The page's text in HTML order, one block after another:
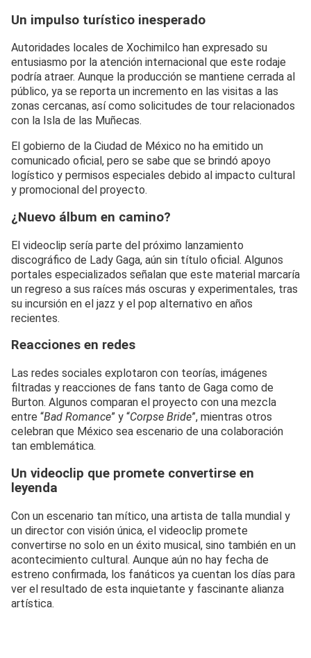
Un impulso turístico inesperado
Autoridades locales de Xochimilco han expresado su
entusiasmo por la atención internacional que este rodaje
podría atraer. Aunque la producción se mantiene cerrada al
público, ya se reporta un incremento en las visitas a las
zonas cercanas, así como solicitudes de tour relacionados
con la Isla de las Muñecas.
El gobierno de la Ciudad de México no ha emitido un
comunicado oficial, pero se sabe que se brindó apoyo
logístico y permisos especiales debido al impacto cultural
y promocional del proyecto.
¿Nuevo álbum en camino?
El videoclip sería parte del próximo lanzamiento
discográfico de Lady Gaga, aún sin título oficial. Algunos
portales especializados señalan que este material marcaría
un regreso a sus raíces más oscuras y experimentales, tras
su incursión en el jazz y el pop alternativo en años
recientes.
Reacciones en redes
Las redes sociales explotaron con teorías, imágenes
filtradas y reacciones de fans tanto de Gaga como de
Burton. Algunos comparan el proyecto con una mezcla
entre “Bad Romance” y “Corpse Bride”, mientras otros
celebran que México sea escenario de una colaboración
tan emblemática.
Un videoclip que promete convertirse en
leyenda
Con un escenario tan mítico, una artista de talla mundial y
un director con visión única, el videoclip promete
convertirse no solo en un éxito musical, sino también en un
acontecimiento cultural. Aunque aún no hay fecha de
estreno confirmada, los fanáticos ya cuentan los días para
ver el resultado de esta inquietante y fascinante alianza
artística.